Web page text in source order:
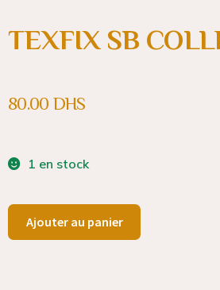
TEXFIX SB
80.00 DHS
1 en stock
Ajouter au panier